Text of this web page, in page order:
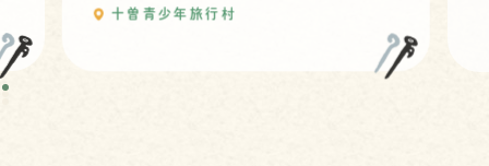
十曽青少年旅行村